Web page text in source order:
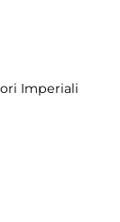
Imperiali